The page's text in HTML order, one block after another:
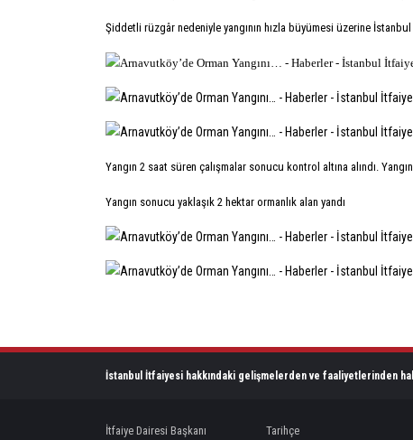
Şiddetli rüzgâr nedeniyle yangının hızla büyümesi üzerine
Yangın 2 saat süren çalışmalar sonucu kontrol altına alındı.
Yangın sonucu yaklaşık 2 hektar ormanlık alan yandı
İstanbul İtfaiyesi hakkındaki gelişmelerden ve faaliyetlerinden
İtfaiye Dairesi Başkanı Tarihçe